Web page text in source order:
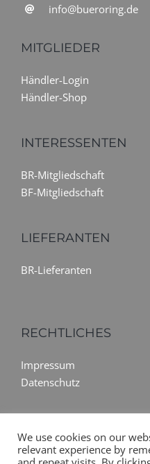
info@bueroring.de
MITGLIEDER
Händler-Login
Händler-Shop
INTERESSENTEN
BR-Mitgliedschaft
BF-Mitgliedschaft
LIEFERANTEN
BR-Lieferanten
RECHTLICHES
Impressum
Datenschutz
We use cookies on our
relevant experience by